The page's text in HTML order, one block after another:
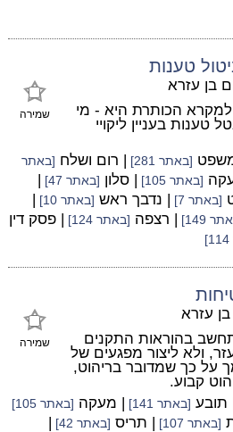
טענות
שמירה
בן עזרא
הכותרת היא - מי
טענות בעניין ליקויי
[באתר 281] | רום ושלח [באתר
[באתר 105] | סלון [באתר 47]
|
[באתר 7] | נדבך ראש [באתר 10]
|
149] | רצפה [באתר 124] | פסק דין
שמירה
עזרא
בהוראות התקנים
ולא ליצור מפגעים של
על כך שמדובר בריהוט,
קבוע.
תובע [באתר 141] | מעקה [באתר 105]
[באתר 107] | תריס [באתר 42]
|